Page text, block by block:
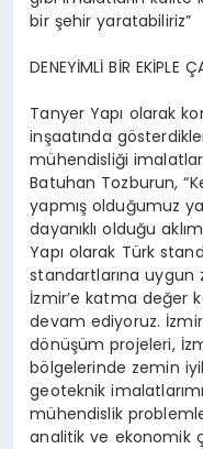
bir şehir yaratabiliriz”
DENEYİMLİ BİR EKİPLE
Tanyer Yapı olarak
inşaatında
mühendisliği
Batuhan Tozburun,
yapmış olduğumuz
dayanıklı olduğu
Yapı olarak Türk
standartlarına uygun
İzmir’e katma değer
devam ediyoruz.
dönüşüm projeleri,
bölgelerinde zemin
geoteknik
mühendislik
analitik ve ekonomik